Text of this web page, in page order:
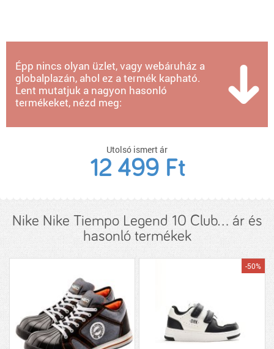
Épp nincs olyan üzlet, vagy webáruház a
globalplazán, ahol ez a termék kapható.
Lent mutatjuk a nagyon hasonló
termékeket, nézd meg:
Utolsó ismert ár
12 499 Ft
Nike Nike Tiempo Legend 10 Club... ár és
hasonló termékek
-50%